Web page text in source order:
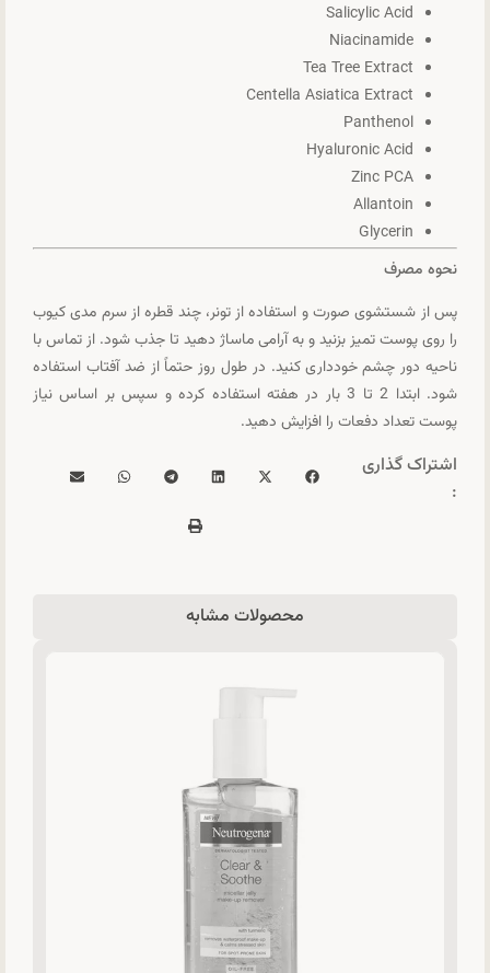
Salicylic Acid
Niacinamide
Tea Tree Extract
Centella Asiatica Extract
Panthenol
Hyaluronic Acid
Zinc PCA
Allantoin
Glycerin
نحوه مصرف
پس از شستشوی صورت و استفاده از تونر، چند قطره از سرم مدی کیوب
را روی پوست تمیز بزنید و به آرامی ماساژ دهید تا جذب شود. از تماس با
ناحیه دور چشم خودداری کنید. در طول روز حتماً از ضد آفتاب استفاده
شود. ابتدا 2 تا 3 بار در هفته استفاده کرده و سپس بر اساس نیاز
پوست تعداد دفعات را افزایش دهید.
اشتراک گذاری
:
محصولات مشابه